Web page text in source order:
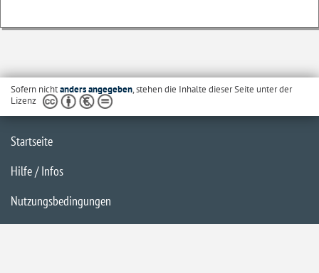
Sofern nichtanders angegeben, stehen die Inhalte dieser Seite unter der
Lizenz
Startseite
Hilfe / Infos
Nutzungsbedingungen